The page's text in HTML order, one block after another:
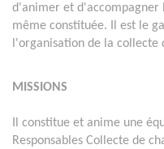
d'animer et d'accompagner
même constituée. Il est le
l'organisation de la collecte
MISSIONS
Il constitue et anime une
Responsables Collecte de